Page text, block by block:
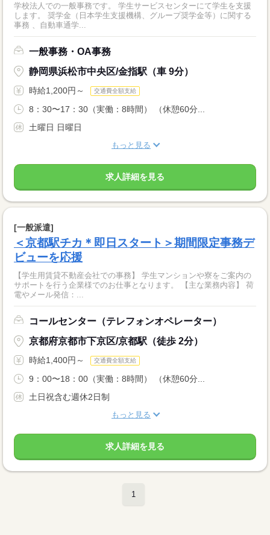
学校法人での一般事務です。 学生サービスセンターにて学生を支援
します。 奨学金（日本学生支援機構、グループ奨学金等）に関する
事務 、自動車通学...
一般事務・OA事務
静岡県浜松市中央区/金指駅（車 9分）
時給1,200円～ 交通費全額支給
8：30〜17：30（実働：8時間） （休憩60分...
土曜日 日曜日
もっと見る
求人詳細を見る
[一般派遣]
＜京都駅チカ＊即日スタート＞期間限定事務デ
ビューを応援
【学生用賃貸不動産会社での事務】 学生マンションや寮をご案内の
サポートを行う企業様でのお仕事となります。 【主な業務内容】 荷
電やメール発信：...
コールセンター（テレフォンオペレーター）
京都府京都市下京区/京都駅（徒歩 2分）
時給1,400円～ 交通費全額支給
9：00〜18：00（実働：8時間） （休憩60分...
土日祝含む週休2日制
もっと見る
求人詳細を見る
1